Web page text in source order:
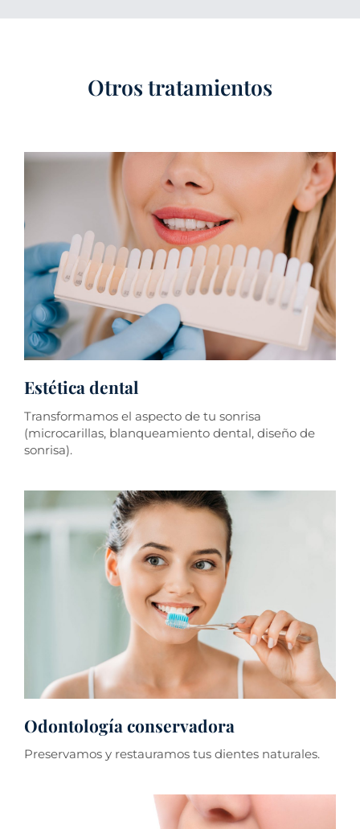
Otros tratamientos
Estética dental
Transformamos el aspecto de tu sonrisa
(microcarillas, blanqueamiento dental, diseño de
sonrisa).
Odontología conservadora
Preservamos y restauramos tus dientes naturales.